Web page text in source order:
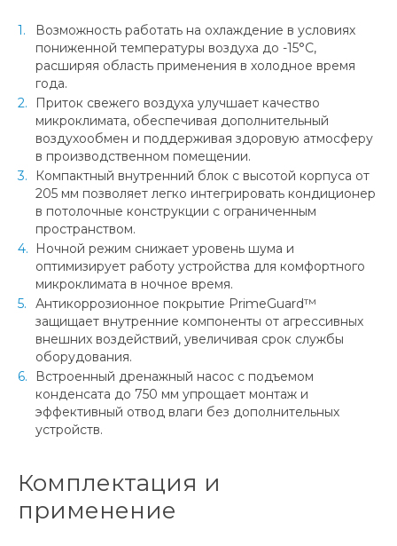
Возможность работать на охлаждение в условиях
пониженной температуры воздуха до -15°С,
расширяя область применения в холодное время
года.
Приток свежего воздуха улучшает качество
микроклимата, обеспечивая дополнительный
воздухообмен и поддерживая здоровую атмосферу
в производственном помещении.
Компактный внутренний блок с высотой корпуса от
205 мм позволяет легко интегрировать кондиционер
в потолочные конструкции с ограниченным
пространством.
Ночной режим снижает уровень шума и
оптимизирует работу устройства для комфортного
микроклимата в ночное время.
Антикоррозионное покрытие PrimeGuard™
защищает внутренние компоненты от агрессивных
внешних воздействий, увеличивая срок службы
оборудования.
Встроенный дренажный насос с подъемом
конденсата до 750 мм упрощает монтаж и
эффективный отвод влаги без дополнительных
устройств.
Комплектация и
применение